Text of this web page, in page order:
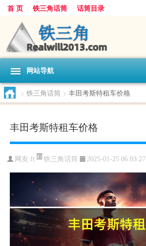
首 页 铁三角话筒 话筒目录
网站导航
> 铁三角话筒 > 丰田考斯特租车价格
丰田考斯特租车价格
网友:ft 铁三角话筒 2025-01-25 06:03:27